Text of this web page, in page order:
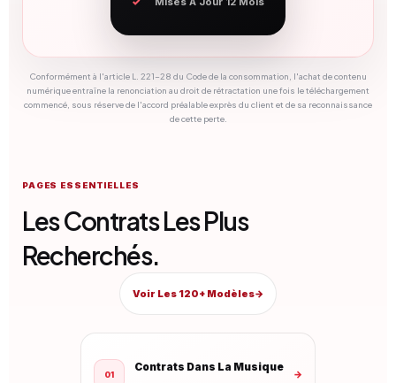
Conformément à l'article L. 221-28 du Code de la consommation, l'achat de contenu
numérique entraîne la renonciation au droit de rétractation une fois le téléchargement
commencé, sous réserve de l'accord préalable exprès du client et de sa reconnaissance
de cette perte.
PAGES ESSENTIELLES
Les Contrats Les Plus
Recherchés.
Voir Les 120+ Modèles→
01
Contrats Dans La Musique
→